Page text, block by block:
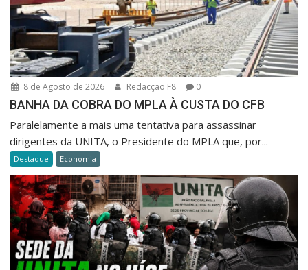
8 de Agosto de 2026 Redacção F8 0
BANHA DA COBRA DO MPLA À CUSTA DO CFB
Paralelamente a mais uma tentativa para assassinar
dirigentes da UNITA, o Presidente do MPLA que, por...
Destaque Economia